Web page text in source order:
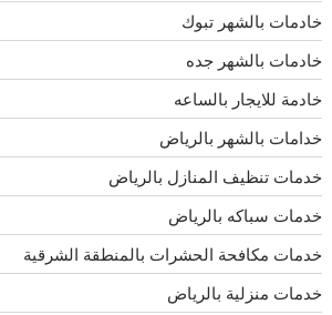
خادمات بالشهر تبوك
خادمات بالشهر جده
خادمة للايجار بالساعه
خدامات بالشهر بالرياض
خدمات تنظيف المنازل بالرياض
خدمات سباكه بالرياض
خدمات مكافحة الحشرات بالمنطقة الشرقية
خدمات منزلية بالرياض